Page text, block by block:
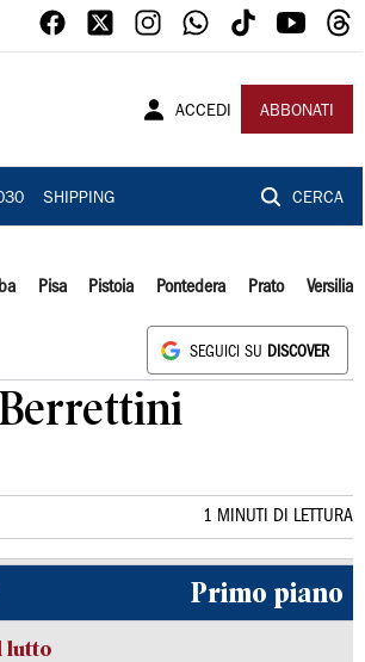
ACCEDI ABBONATI
SHIPPING CERCA
Pisa Pistoia Pontedera Prato Versilia
SEGUICI SU DISCOVER
1 MINUTI DI LETTURA
Primo piano
lutto